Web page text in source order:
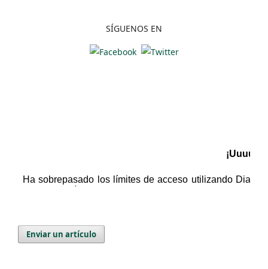
SÍGUENOS EN
Enviar un artículo